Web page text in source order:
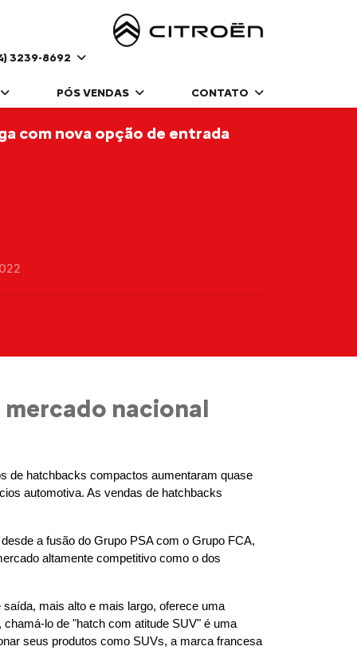
3239-8692
PÓS VENDAS CONTATO
com nova opção de entrada
nacional
de hatchbacks compactos aumentaram quase
automotiva. As vendas de hatchbacks
a fusão do Grupo PSA com o Grupo FCA,
altamente competitivo como o dos
mais alto e mais largo, oferece uma
lo de "hatch com atitude SUV" é uma
seus produtos como SUVs, a marca francesa